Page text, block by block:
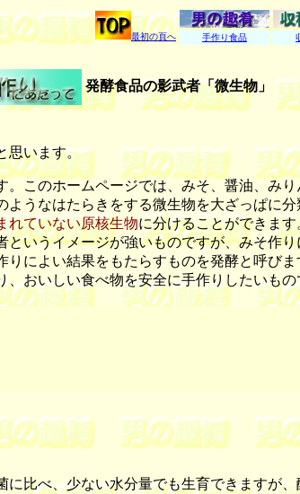
最初の頁へ 手作り食品
発酵食品の影武者「微生物」
思います。
このホームページでは、みそ、醤油、みり
うなはたらきをする微生物を大ざっぱに
れていない原核生物に分けることができます
いうイメージが強いものですが、みそ作
によい結果をもたらすものを発酵と呼び
おいしい食べ物を安全に手作りしたいもの
べ、少ない水分量でも生育できますが、